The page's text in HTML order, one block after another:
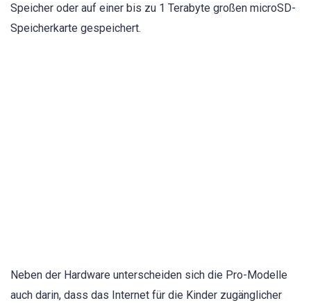
Speicher oder auf einer bis zu 1 Terabyte großen microSD-
Speicherkarte gespeichert.
Neben der Hardware unterscheiden sich die Pro-Modelle
auch darin, dass das Internet für die Kinder zugänglicher